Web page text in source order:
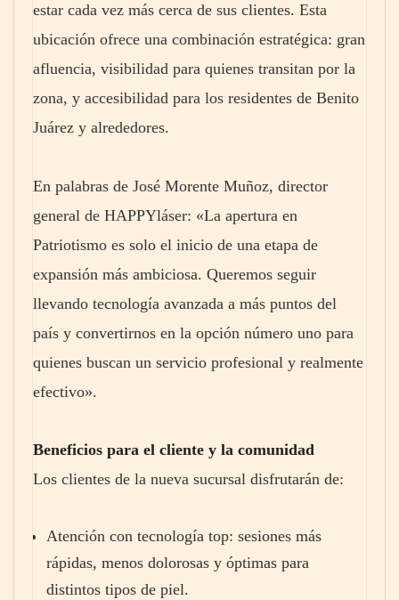
estar cada vez más cerca de sus clientes. Esta
ubicación ofrece una combinación estratégica: gran
afluencia, visibilidad para quienes transitan por la
zona, y accesibilidad para los residentes de Benito
Juárez y alrededores.
En palabras de José Morente Muñoz, director
general de HAPPYláser: «La apertura en
Patriotismo es solo el inicio de una etapa de
expansión más ambiciosa. Queremos seguir
llevando tecnología avanzada a más puntos del
país y convertirnos en la opción número uno para
quienes buscan un servicio profesional y realmente
efectivo».
Beneficios para el cliente y la comunidad
Los clientes de la nueva sucursal disfrutarán de:
Atención con tecnología top: sesiones más
rápidas, menos dolorosas y óptimas para
distintos tipos de piel.